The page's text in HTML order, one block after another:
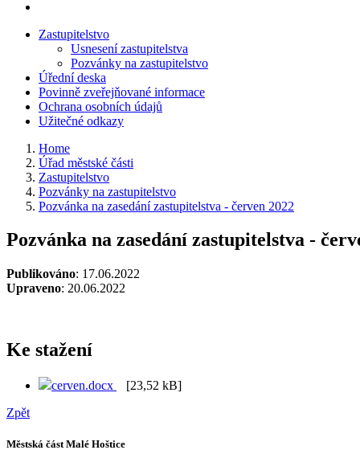
Zastupitelstvo
Usnesení zastupitelstva
Pozvánky na zastupitelstvo
Úřední deska
Povinně zveřejňované informace
Ochrana osobních údajů
Užitečné odkazy
Home
Úřad městské části
Zastupitelstvo
Pozvánky na zastupitelstvo
Pozvánka na zasedání zastupitelstva - červen 2022
Pozvánka na zasedání zastupitelstva -
Publikováno: 17.06.2022
Upraveno: 20.06.2022
Ke stažení
cerven.docx
[23,52 kB]
Zpět
Městská část Malé Hoštice